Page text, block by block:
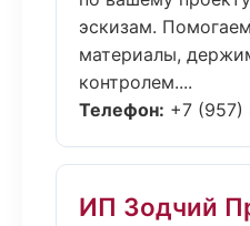
эскизам.
материалы,
контролем....
Телефон: +7
ИП Зодчий